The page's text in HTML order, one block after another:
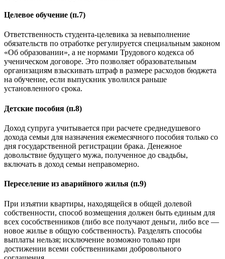
Целевое обучение (п.7)
Ответственность студента-целевика за невыполнение
обязательств по отработке регулируется специальным законом
«Об образовании», а не нормами Трудового кодекса об
ученическом договоре. Это позволяет образовательным
организациям взыскивать штраф в размере расходов бюджета
на обучение, если выпускник уволился раньше
установленного срока.
Детские пособия (п.8)
Доход супруга учитывается при расчете среднедушевого
дохода семьи для назначения ежемесячного пособия только со
дня государственной регистрации брака. Денежное
довольствие будущего мужа, полученное до свадьбы,
включать в доход семьи неправомерно.
Переселение из аварийного жилья (п.9)
При изъятии квартиры, находящейся в общей долевой
собственности, способ возмещения должен быть единым для
всех сособственников (либо все получают деньги, либо все —
новое жилье в общую собственность). Разделять способы
выплаты нельзя; исключение возможно только при
достижении всеми собственниками добровольного